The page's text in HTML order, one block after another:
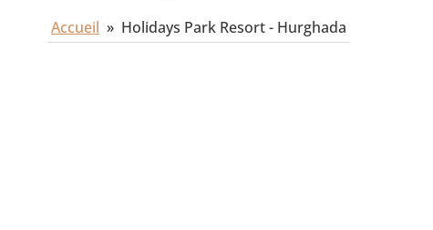
Accueil » Holidays Park Resort - Hurghada